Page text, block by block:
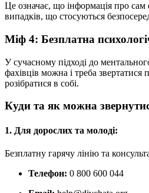
Це означає, що інформація про сам
випадків, що стосуються
Міф 4: Безплатна
У сучасному підході до
фахівців можна і треба
розібратися в собі.
Куди та як можна
1. Для дорослих та молоді:
Безплатну гарячу лінію та
Телефон: 0 800 600 044